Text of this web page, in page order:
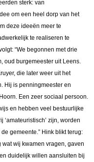
sterk: van
om een heel dorp van het
deze ideeën meer te
te realiseren te
“We begonnen met drie
oud burgemeester uit Leens.
die later weer uit het
Hij is penningmeester en
Een zeer sociaal persoon.
en hebben veel bestuurlijke
zijn, worden
gemeente.” Hink blikt terug:
wat wij kwamen vragen, gaven
duidelijk willen aansluiten bij